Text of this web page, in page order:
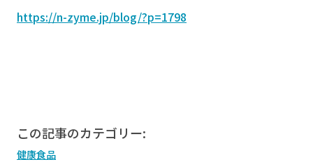
https://n-zyme.jp/blog/?p=1798
この記事のカテゴリー:
健康食品